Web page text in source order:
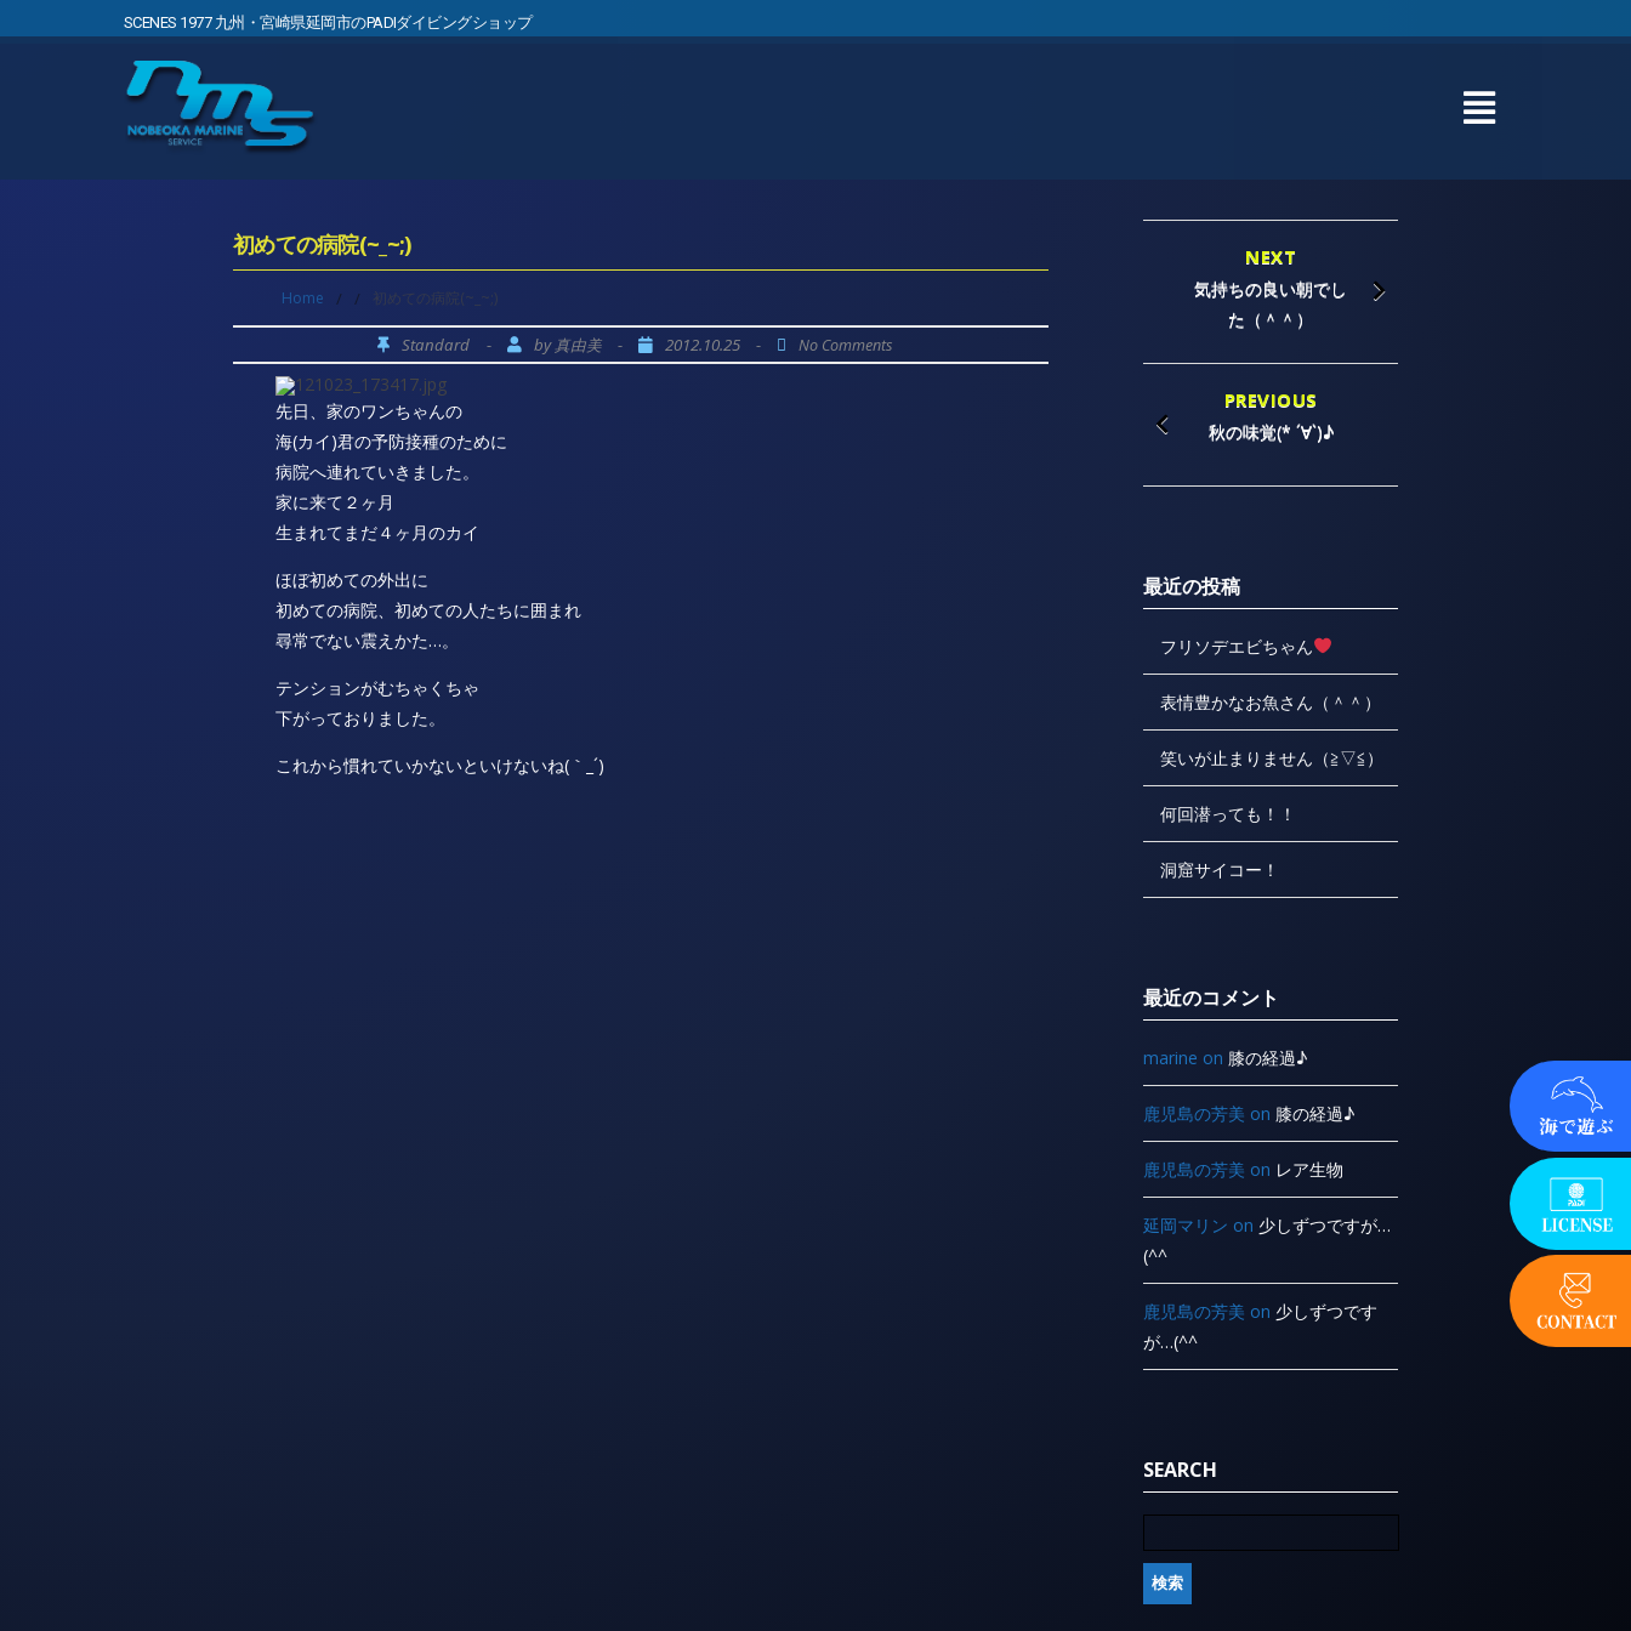
SCENES 1977 九州・宮崎県延岡市のPADIダイビングショップ
初めての病院(~_~;)
Home / / 初めての病院(~_~;)
Standard - by真由美 - 2012.10.25 - No Comments
先日、家のワンちゃんの
海(カイ)君の予防接種のために
病院へ連れていきました。
家に来て２ヶ月
生まれてまだ４ヶ月のカイ
ほぼ初めての外出に
初めての病院、初めての人たちに囲まれ
尋常でない震えかた…。
テンションがむちゃくちゃ
下がっておりました。
これから慣れていかないといけないね(｀_´)ゞ
NEXT
気持ちの良い朝でし
た（＾＾）
PREVIOUS
秋の味覚(* ´∀`)♪
最近の投稿
フリソデエビちゃん
表情豊かなお魚さん（＾＾）
笑いが止まりません（≧▽≦）
何回潜っても！！
洞窟サイコー！
最近のコメント
marine on 膝の経過♪
鹿児島の芳美 on 膝の経過♪
鹿児島の芳美 on レア生物
延岡マリン on 少しずつですが…
(^^ ゞ
鹿児島の芳美 on 少しずつです
が…(^^ ゞ
SEARCH